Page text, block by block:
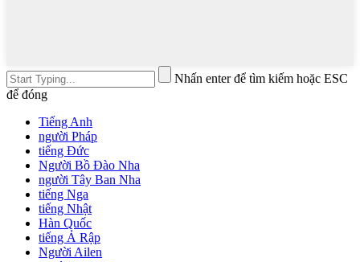
Nhấn enter để tìm kiếm hoặc ESC
để đóng
Tiếng Anh
người Pháp
tiếng Đức
Người Bồ Đào Nha
người Tây Ban Nha
tiếng Nga
tiếng Nhật
Hàn Quốc
tiếng Ả Rập
Người Ailen